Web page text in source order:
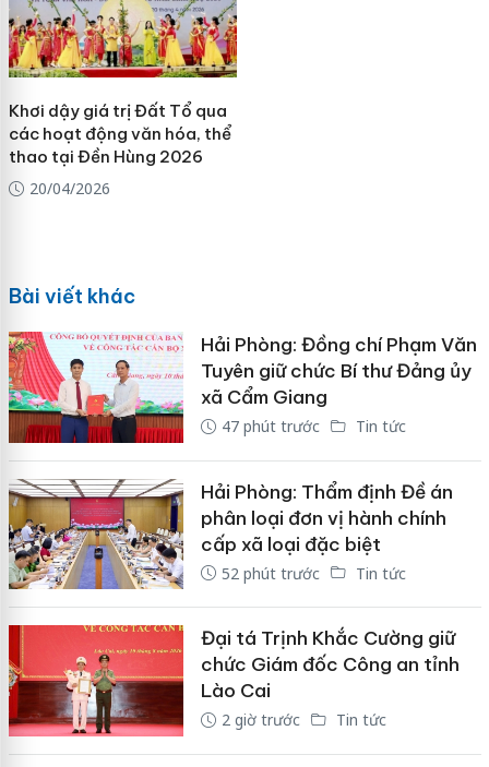
Khơi dậy giá trị Đất Tổ qua
các hoạt động văn hóa, thể
thao tại Đền Hùng 2026
20/04/2026
Bài viết khác
Hải Phòng: Đồng chí Phạm Văn
Tuyên giữ chức Bí thư Đảng ủy
xã Cẩm Giang
47 phút trước Tin tức
Hải Phòng: Thẩm định Đề án
phân loại đơn vị hành chính
cấp xã loại đặc biệt
52 phút trước Tin tức
Đại tá Trịnh Khắc Cường giữ
chức Giám đốc Công an tỉnh
Lào Cai
2 giờ trước Tin tức